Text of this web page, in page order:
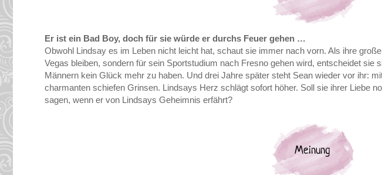
Er ist ein Bad Boy, doch für sie würde er durchs Feuer gehen …
Obwohl Lindsay es im Leben nicht leicht hat, schaut sie immer nach vorn. Als ihre
Vegas bleiben, sondern für sein Sportstudium nach Fresno gehen wird, entscheidet sie
Männern kein Glück mehr zu haben. Und drei Jahre später steht Sean wieder vor ihr:
charmanten schiefen Grinsen. Lindsays Herz schlägt sofort höher. Soll sie ihrer Liebe
sagen, wenn er von Lindsays Geheimnis erfährt?